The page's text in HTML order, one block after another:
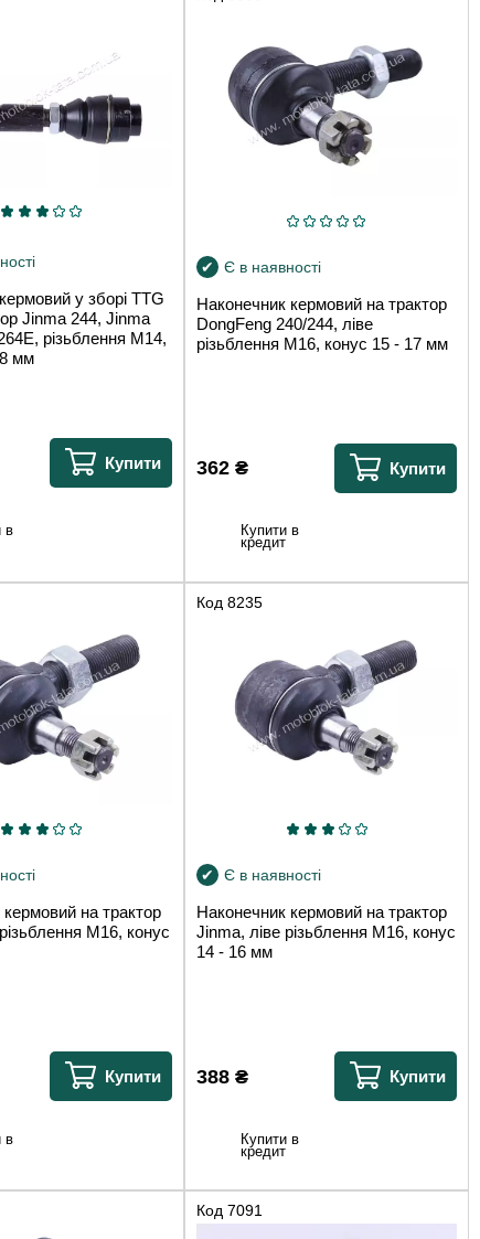
у зборі TTG
Jinma 244, Jinma
різьблення М14,
мм
Купити
в
Є в наявності
Наконечник кермовий на трактор
DongFeng 240/244, ліве
різьблення М16, конус 15 - 17 мм
362₴ Купити
Купити в
кредит
на трактор
М16, конус
Купити
в
Код 8235
Є в наявності
Наконечник кермовий на трактор
Jinma, ліве різьблення М16, конус
14 - 16 мм
388₴ Купити
Купити в
кредит
Код 7091